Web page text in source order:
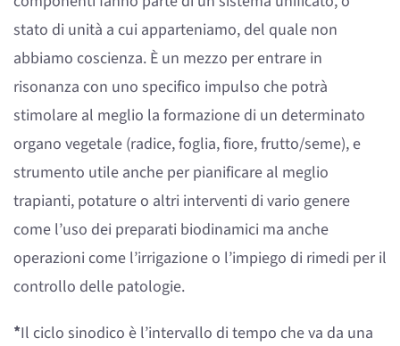
stato di unità a cui apparteniamo, del quale non
abbiamo coscienza. È un mezzo per entrare in
risonanza con uno specifico impulso che potrà
stimolare al meglio la formazione di un determinato
organo vegetale (radice, foglia, fiore, frutto/seme), e
strumento utile anche per pianificare al meglio
trapianti, potature o altri interventi di vario genere
come l’uso dei preparati biodinamici ma anche
operazioni come l’irrigazione o l’impiego di rimedi per il
controllo delle patologie.
*Il ciclo sinodico è l’intervallo di tempo che va da una